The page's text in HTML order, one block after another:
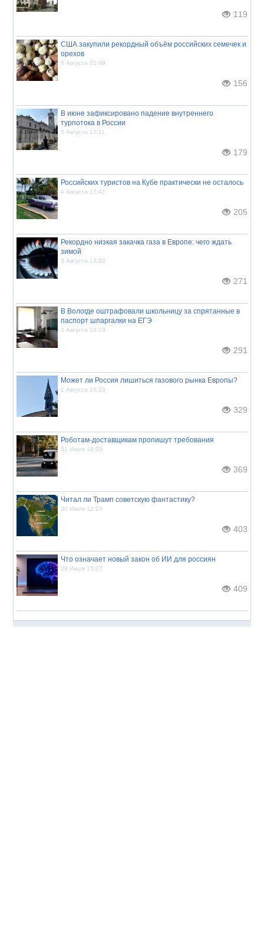
119
США закупили рекордный объём российских семечек и
орехов
6 Августа 21:09
156
В июне зафиксировано падение внутреннего
турпотока в России
5 Августа 17:11
179
Российских туристов на Кубе практически не осталось
4 Августа 17:41
205
Рекордно низкая закачка газа в Европе: чего ждать
зимой
3 Августа 13:32
271
В Вологде оштрафовали школьницу за спрятанные в
паспорт шпаргалки на ЕГЭ
2 Августа 14:19
291
Может ли Россия лишиться газового рынка Европы?
1 Августа 16:23
329
Роботам-доставщикам пропишут требования
31 Июля 18:32
369
Читал ли Трамп советскую фантастику?
30 Июля 12:20
403
Что означает новый закон об ИИ для россиян
29 Июля 15:27
409